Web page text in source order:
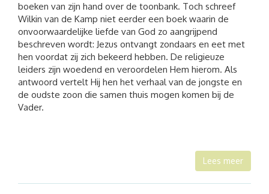
boeken van zijn hand over de toonbank. Toch schreef
Wilkin van de Kamp niet eerder een boek waarin de
onvoorwaardelijke liefde van God zo aangrijpend
beschreven wordt: Jezus ontvangt zondaars en eet met
hen voordat zij zich bekeerd hebben. De religieuze
leiders zijn woedend en veroordelen Hem hierom. Als
antwoord vertelt Hij hen het verhaal van de jongste en
de oudste zoon die samen thuis mo­gen komen bij de
Vader.
Lees meer